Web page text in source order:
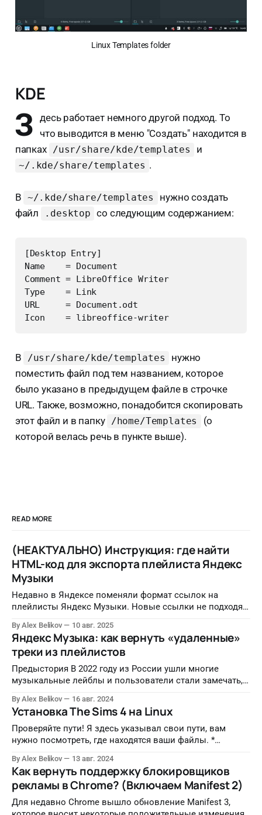
Linux Templates folder
KDE
З
десь работает немного другой подход. То
что выводится в меню "Создать" находится в
папках /usr/share/kde/templates и
~/.kde/share/templates .
В ~/.kde/share/templates
нужно создать
файл
.desktop со следующим содержанием:
[Desktop Entry]
Name    = Document
Comment = LibreOffice Writer
Type    = Link
URL     = Document.odt
Icon    = libreoffice-writer
В /usr/share/kde/templates
нужно
поместить файл под тем названием, которое
было указано в предыдущем файле в строчке
URL. Также, возможно, понадобится скопировать
этот файл и в папку /home/Templates
(о
которой велась речь в пункте выше).
READ MORE
(НЕАКТУАЛЬНО) Инструкция: где найти
HTML-код для экспорта плейлиста Яндекс
Музыки
Недавно в Яндексе поменяли формат ссылок на
плейлисты Яндекс Музыки. Новые ссылки не подходят,
пользователя. Показываю обходной способ
использования сервиса.
By Alex Belikov 10 авг. 2025
Яндекс Музыка: как вернуть «удаленные»
треки из плейлистов
Предыстория В 2022 году из России ушли многие
музыкальные лейблы и пользователи стали замечать,
треки. Так, например, у Britney Spears сейчас доступно
всего три трека 😄 В прошлом, 2023 году я мигрировал в
Spotify и для своего удобства сделал небольшой сервис
по экспорту плейлистов в
By Alex Belikov 16 авг. 2024
Установка The Sims 4 на Linux
Проверяйте пути! Я здесь указывал свои пути, вам
нужно посмотреть, где находятся ваши файлы. *
Windows (torrent). Создать WINEPREFIX в этой папке.
WINEPREFIX="/home/aleqs/Games/TheSims4" winecfg *
winetricks: WINEPREFIX="/home/aleqs/Games/TheSims4"
winetricks --force dotnet20 dotnet48 vcrun2015 d3dx9 d3dx10
By Alex Belikov 13 авг. 2024
Как вернуть поддержку блокировщиков
рекламы в Chrome? (Включаем Manifest 2)
Для недавно Chrome вышло обновление Manifest 3,